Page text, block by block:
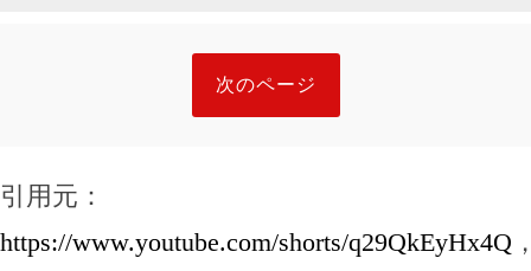
次のページ
引用元：
https://www.youtube.com/shorts/q29QkEyHx4Q